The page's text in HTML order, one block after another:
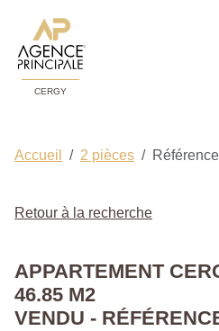
CERGY
Accueil 2 pièces
Retour à la recherche
APPARTEMENT
46.85 M2
VENDU -